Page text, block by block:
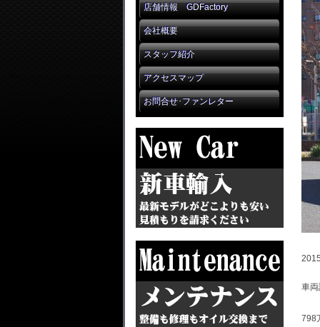
店舗情報 GDFactory
会社概要
スタッフ紹介
アクセスマップ
お問合せ･ファンレター
車
798